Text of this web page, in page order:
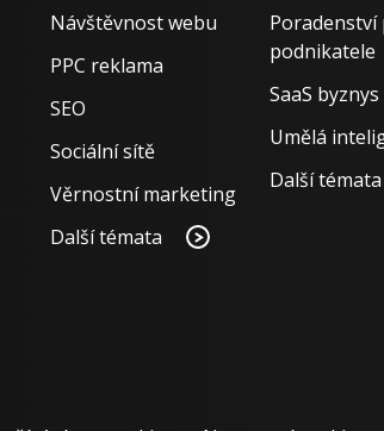
Návštěvnost webu
PPC reklama
SEO
Sociální sítě
Věrnostní marketing
Další témata
Poradenství
podnikatele
SaaS byznys
Umělá
Další témata